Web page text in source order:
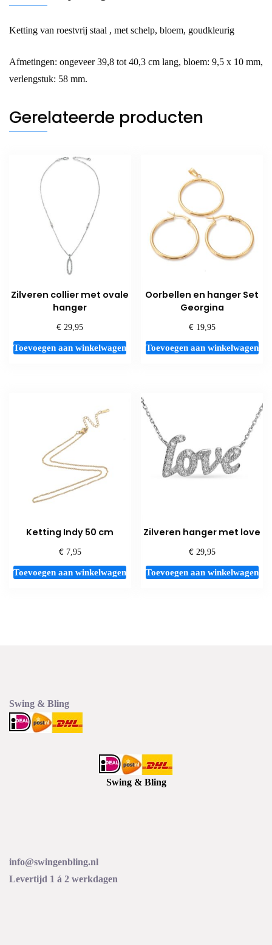
Ketting van roestvrij staal , met schelp, bloem, goudkleurig
Afmetingen: ongeveer 39,8 tot 40,3 cm lang, bloem: 9,5 x 10 mm,
verlengstuk: 58 mm.
Gerelateerde producten
Zilveren collier met ovale
hanger
€ 29,95
Toevoegen aan winkelwagen
Oorbellen en hanger Set
Georgina
€19,95
Toevoegen aan winkelwagen
Ketting Indy 50 cm
€7,95
Toevoegen aan winkelwagen
Zilveren hanger met love
€29,95
Toevoegen aan winkelwagen
Swing & Bling
Swing & Bling
info@swingenbling.nl
Levertijd 1 á 2 werkdagen